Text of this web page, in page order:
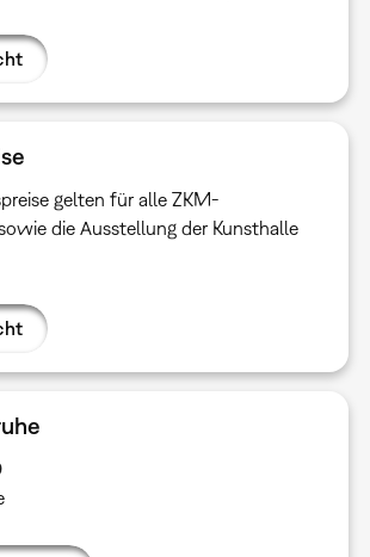
gelten für alle ZKM-
die Ausstellung der Kunsthalle